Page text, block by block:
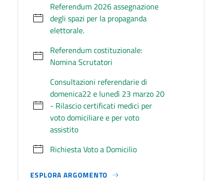
Referendum 2026 assegnazione
degli spazi per la propaganda
elettorale.
Referendum costituzionale:
Nomina Scrutatori
Consultazioni referendarie di
domenica22 e lunedì 23 marzo 20
- Rilascio certificati medici per
voto domiciliare e per voto
assistito
Richiesta Voto a Domicilio
ESPLORA ARGOMENTO